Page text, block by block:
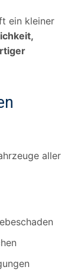
ein kleiner
aller